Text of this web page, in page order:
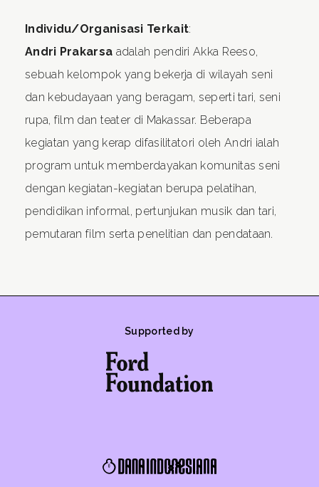
Individu/Organisasi Terkait:
Andri Prakarsa adalah pendiri Akka Reeso,
sebuah kelompok yang bekerja di wilayah seni
dan kebudayaan yang beragam, seperti tari, seni
rupa, film dan teater di Makassar. Beberapa
kegiatan yang kerap difasilitatori oleh Andri ialah
program untuk memberdayakan komunitas seni
dengan kegiatan-kegiatan berupa pelatihan,
pendidikan informal, pertunjukan musik dan tari,
pemutaran film serta penelitian dan pendataan.
Supported by